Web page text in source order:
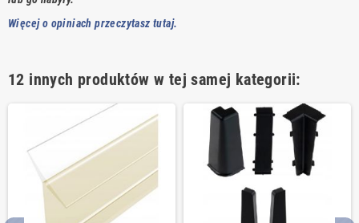
Więcej o opiniach przeczytasz tutaj.
12 innych produktów w tej samej kategorii: